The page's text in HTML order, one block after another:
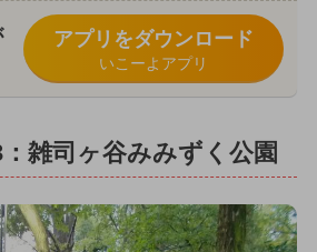
アプリをダウンロード
いこーよアプリ
雑司ヶ谷みみずく公園